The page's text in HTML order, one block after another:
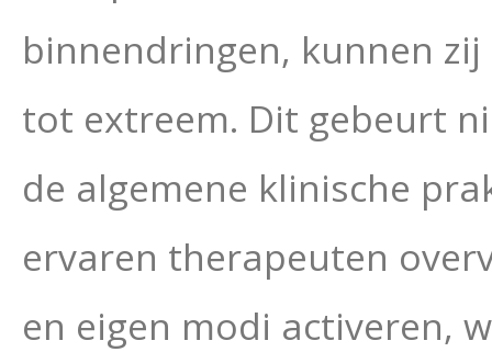
binnendringen, kunnen
tot extreem. Dit gebeurt
de algemene klinische
ervaren therapeuten
en eigen modi activeren,